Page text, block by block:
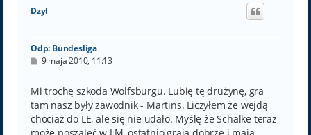
Dzyl
Odp: Bundesliga
P
t
9 maja 2010, 11:13
Mi trochę szkoda Wolfsburgu. Lubię tę drużynę, gra
tam nasz były zawodnik - Martins. Liczyłem że wejdą
chociaż do LE, ale się nie udało. Myślę że Schalke teraz